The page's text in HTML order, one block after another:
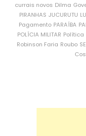
currais novos Dilma
PIRANHAS JUCURUTU
Pagamento PARAÍBA
POLÍCIA MILITAR Política
Robinson Faria Roubo